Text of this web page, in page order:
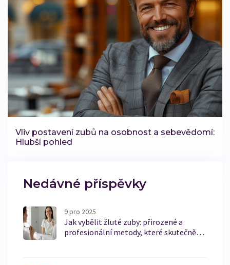
Vliv postavení zubů na osobnost a sebevědomí:
Hlubší pohled
Nedávné příspěvky
9 pro 2025
Jak vybělit žluté zuby: přirozené a
profesionální metody, které skutečně